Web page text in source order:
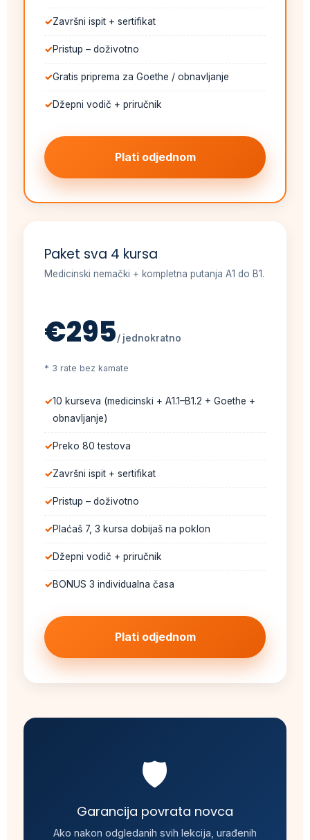
Završni ispit + sertifikat
Pristup – doživotno
Gratis priprema za Goethe / obnavljanje
Džepni vodič + priručnik
Plati odjednom
Paket sva 4 kursa
Medicinski nemački + kompletna putanja A1 do B1.
€295/ jednokratno
* 3 rate bez kamate
10 kurseva (medicinski + A1.1–B1.2 + Goethe +
obnavljanje)
Preko 80 testova
Završni ispit + sertifikat
Pristup – doživotno
Plaćaš 7, 3 kursa dobijaš na poklon
Džepni vodič + priručnik
BONUS 3 individualna časa
Plati odjednom
🛡️
Garancija povrata novca
Ako nakon odgledanih svih lekcija, urađenih